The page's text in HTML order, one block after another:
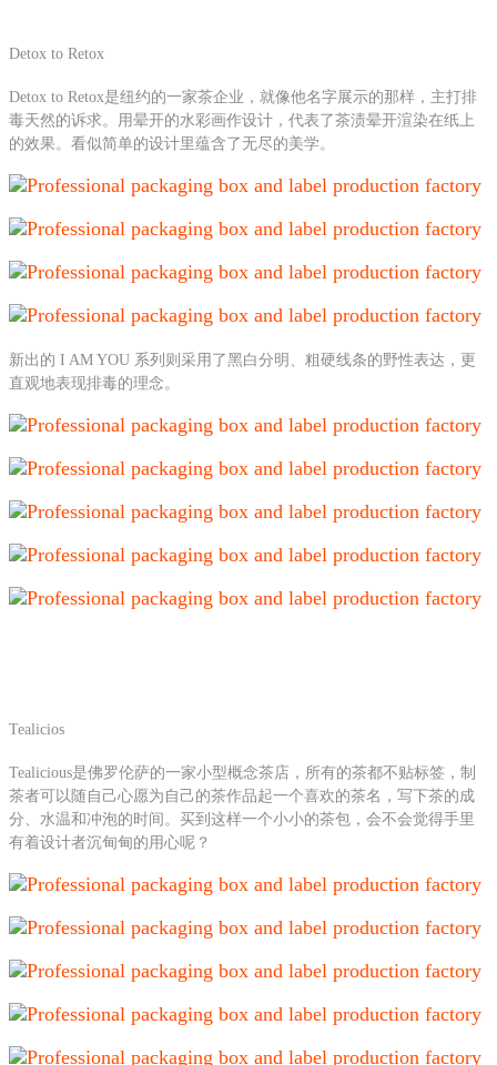
Detox to Retox
Detox to Retox是纽约的一家茶企业，就像他名字展示的那样，主打排
毒天然的诉求。用晕开的水彩画作设计，代表了茶渍晕开渲染在纸上
的效果。看似简单的设计里蕴含了无尽的美学。
新出的 I AM YOU 系列则采用了黑白分明、粗硬线条的野性表达，更
直观地表现排毒的理念。
Tealicios
Tealicious是佛罗伦萨的一家小型概念茶店，所有的茶都不贴标签，制
茶者可以随自己心愿为自己的茶作品起一个喜欢的茶名，写下茶的成
分、水温和冲泡的时间。买到这样一个小小的茶包，会不会觉得手里
有着设计者沉甸甸的用心呢？